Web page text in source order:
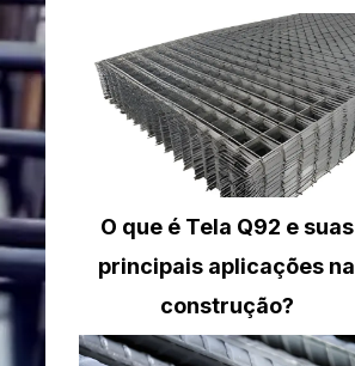
O que é Tela Q92 e suas
principais aplicações na
construção?